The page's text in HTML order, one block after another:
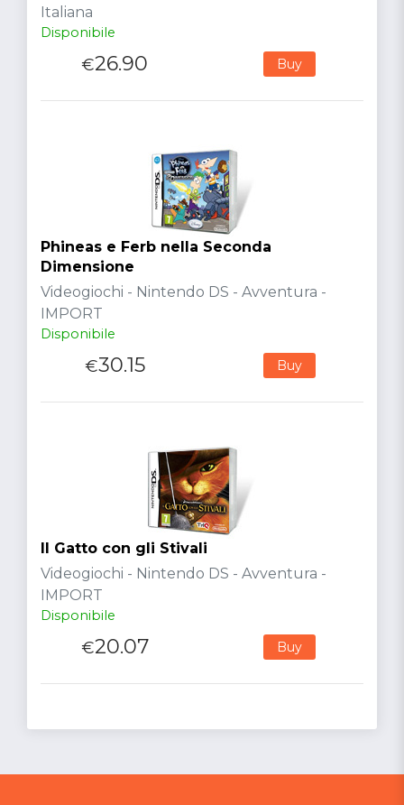
Italiana
Disponibile
€26.90 Buy
Phineas e Ferb nella Seconda
Dimensione
Videogiochi - Nintendo DS - Avventura -
IMPORT
Disponibile
€30.15 Buy
Il Gatto con gli Stivali
Videogiochi - Nintendo DS - Avventura -
IMPORT
Disponibile
€20.07 Buy